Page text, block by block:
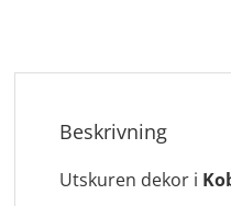
Beskrivning
Utskuren dekor i